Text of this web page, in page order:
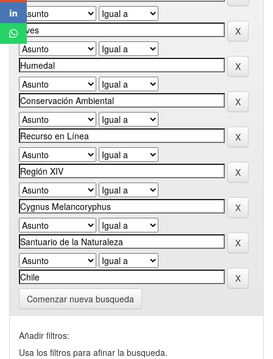
Comenzar nueva busqueda
Añadir filtros:
Usa los filtros para afinar la busqueda.